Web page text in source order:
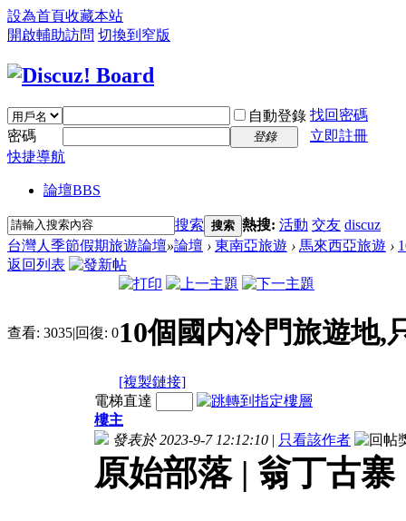
設為首頁收藏本站
開啟輔助訪問 切換到窄版
自動登錄 找回密碼
密碼
登錄
立即註冊
快捷導航
論壇BBS
搜索 搜索 熱搜: 活動 交友 discuz
台灣人季節假期旅遊論壇»論壇 › 東南亞旅遊 › 馬來西亞旅遊 ›
返回列表
查看: 3035|回復: 010個國内冷門旅遊地,
[複製鏈接]
電梯直達
樓主
發表於 2023-9-7 12:12:10 | 只看該作者
原始部落 | 翁丁古寨